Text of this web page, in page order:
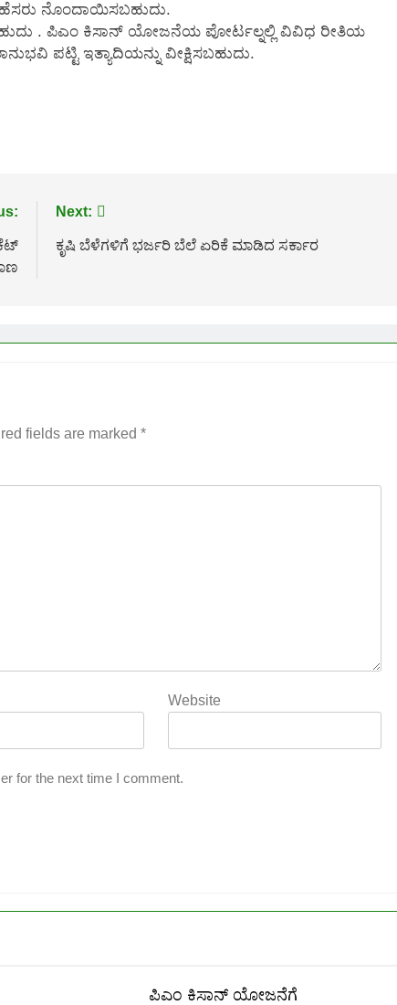
ನೊಂದಾಯಿಸಬಹುದು.
. ಪಿಎಂ ಕಿಸಾನ್ ಯೋಜನೆಯ ಪೋರ್ಟಲ್ನಲ್ಲಿ ವಿವಿಧ ರೀತಿಯ
ಪಟ್ಟಿ ಇತ್ಯಾದಿಯನ್ನು ವೀಕ್ಷಿಸಬಹುದು.
Next:
ಕೃಷಿ ಬೆಳೆಗಳಿಗೆ ಭರ್ಜರಿ ಬೆಲೆ ಏರಿಕೆ ಮಾಡಿದ ಸರ್ಕಾರ‌
fields are marked *
Website
for the next time I comment.
ಪಿಎಂ ಕಿಸಾನ್ ಯೋಜನೆಗೆ